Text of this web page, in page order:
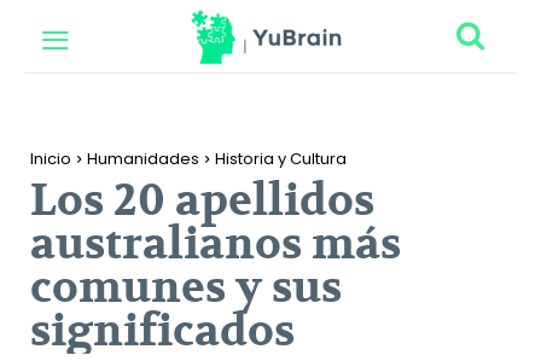
Inicio Humanidades Historia y Cultura
Los 20 apellidos
australianos más
comunes y sus
significados